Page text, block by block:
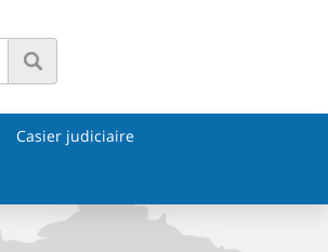
Casier judiciaire